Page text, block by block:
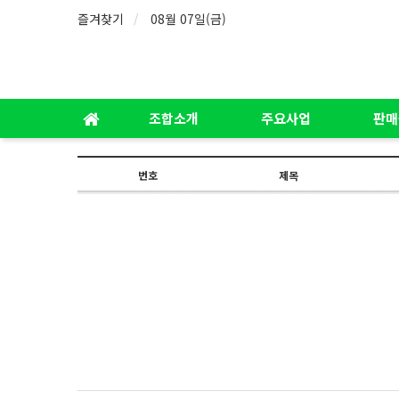
즐겨찾기 08월 07일(금)
조합소개 주요사업 판
번호 제목